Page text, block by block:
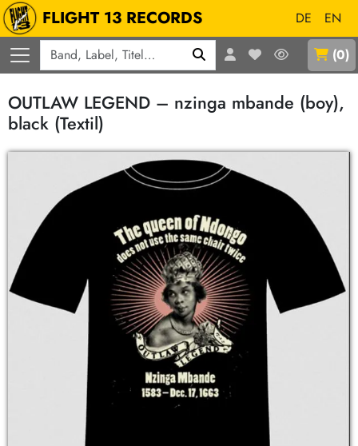
FLIGHT 13 RECORDS DE
EN
(0)
OUTLAW LEGEND – nzinga mbande (boy),
black (Textil)